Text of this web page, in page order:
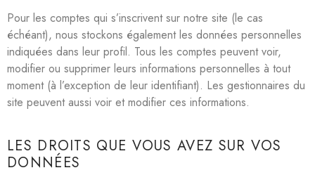
Pour les comptes qui s’inscrivent sur notre site (le cas
échéant), nous stockons également les données personnelles
indiquées dans leur profil. Tous les comptes peuvent voir,
modifier ou supprimer leurs informations personnelles à tout
moment (à l’exception de leur identifiant). Les gestionnaires du
site peuvent aussi voir et modifier ces informations.
LES DROITS QUE VOUS AVEZ SUR VOS
DONNÉES